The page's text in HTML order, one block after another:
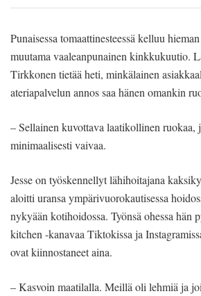
Punaisessa tomaattinesteessä kelluu
muutama vaaleanpunainen kinkkukuutio.
Tirkkonen tietää heti, minkälainen
ateriapalvelun annos saa hänen omankin
– Sellainen kuvottava laatikollinen ruokaa,
minimaalisesti vaivaa.
Jesse on työskennellyt lähihoitajana
aloitti uransa ympärivuorokautisessa
nykyään kotihoidossa. Työnsä ohessa hän
kitchen -kanavaa Tiktokissa ja
ovat kiinnostaneet aina.
– Kasvoin maatilalla. Meillä oli lehmiä ja